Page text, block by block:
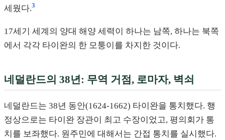
세웠다.3
17세기 세계의 양대 해양 세력이 하나는 남쪽, 하나는 북쪽
에서 각각 타이완의 한 모퉁이를 차지한 것이다.
네덜란드의 38년: 무역 거점, 로마자, 벽쇠
네덜란드는 38년 동안(1624-1662) 타이완을 통치했다. 행
정상으로는 타이완 장관이 최고 수장이었고, 평의회가 통
치를 보좌했다. 원주민에 대해서는 간접 통치를 실시했다.